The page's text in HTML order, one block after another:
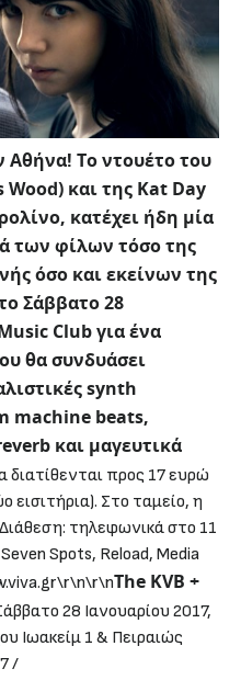
Αθήνα! Το ντουέτο του
και της Kat Day
κατέχει ήδη μία
των φίλων τόσο της
όσο και εκείνων της
Σάββατο 28
Club για ένα
θα συνδυάσει
synth
machine beats,
και μαγευτικά
διατίθενται προς 17 ευρώ
εισιτήρια). Στο ταμείο, η
τηλεφωνικά στο 11
Spots, Reload, Media
The KVB +
28 Ιανουαρίου 2017,
Ιωακείμ 1 & Πειραιώς
/